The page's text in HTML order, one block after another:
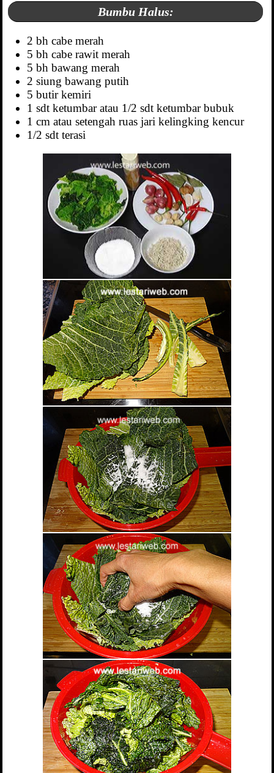
Bumbu Halus:
2 bh cabe merah
5 bh cabe rawit merah
5 bh bawang merah
2 siung bawang putih
5 butir kemiri
1 sdt ketumbar atau 1/2 sdt ketumbar bubuk
1 cm atau setengah ruas jari kelingking kencur
1/2 sdt terasi